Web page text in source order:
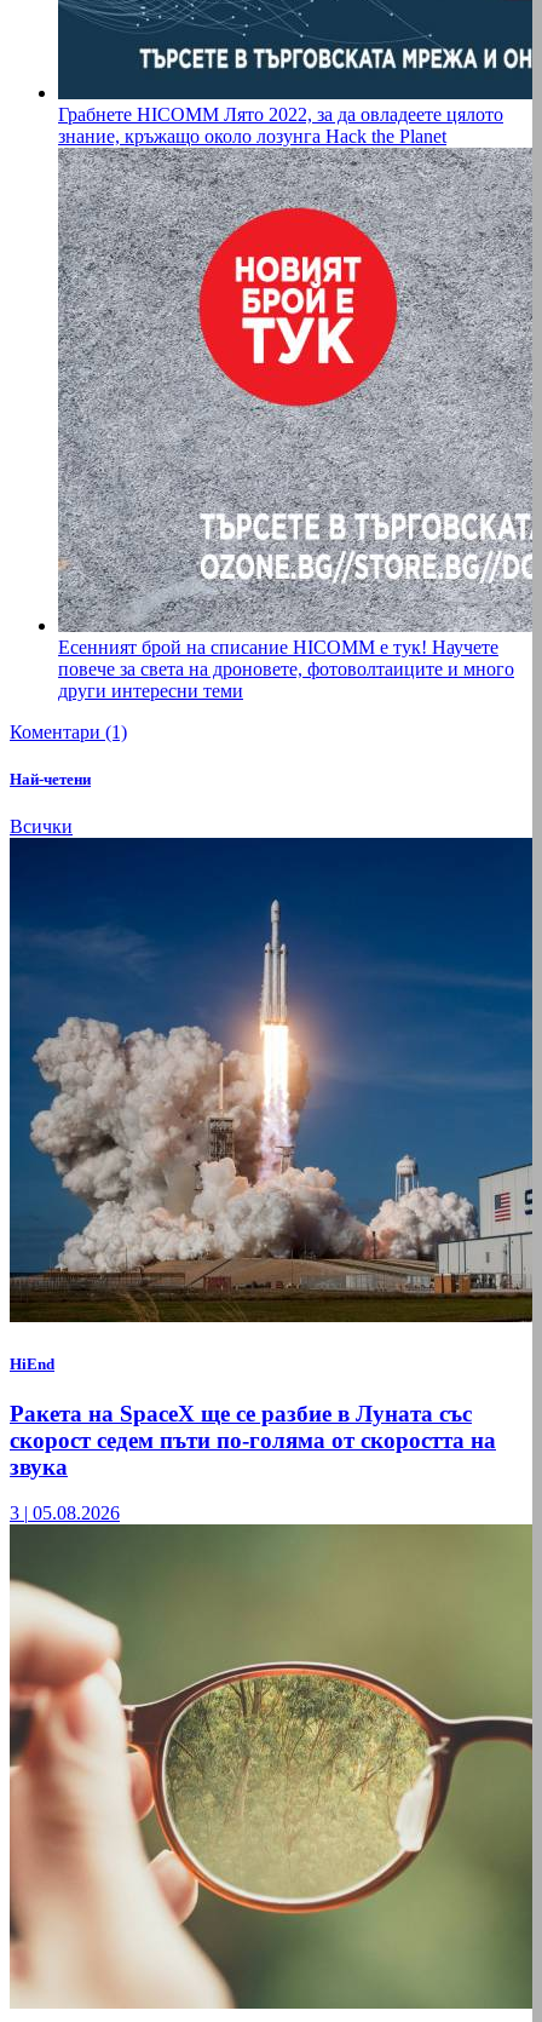
Грабнете HICOMM Лято 2022, за да овладеете цялото
знание, кръжащо около лозунга Hack the Planet
Есенният брой на списание HICOMM е тук! Научете
повече за светa на дроновете, фотоволтаиците и много
други интересни теми
Коментари (1)
Най-четени
Всички
HiEnd
Ракета на SpaceX ще се разбие в Луната със
скорост седем пъти по-голяма от скоростта на
звука
3 05.08.2026